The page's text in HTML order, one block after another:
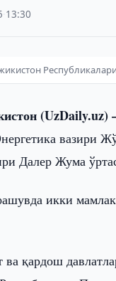
13:30
вазири
Далер Жума
икки
қардош